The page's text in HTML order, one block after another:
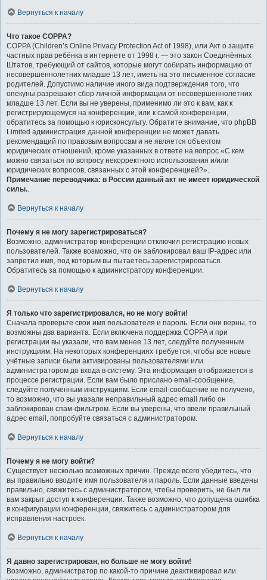
Вернуться к началу
Что такое COPPA?
COPPA (Children’s Online Privacy Protection Act of 1998), или Акт о защите
частных прав ребёнка в интернете от 1998 г. — это закон Соединённых
Штатов, требующий от сайтов, которые могут собирать информацию от
несовершеннолетних младше 13 лет, иметь на это письменное согласие
родителей. Допустимо наличие иного вида подтверждения того, что
опекуны разрешают сбор личной информации от несовершеннолетних
младше 13 лет. Если вы не уверены, применимо ли это к вам, как к
регистрирующемуся на конференции, или к самой конференции,
обратитесь за помощью к юрисконсульту. Обратите внимание, что phpBB
Limited администрация данной конференции не может давать
рекомендаций по правовым вопросам и не является объектом
юридических отношений, кроме указанных в ответе на вопрос «С кем
можно связаться по вопросу некорректного использования и/или
юридических вопросов, связанных с этой конференцией?».
Примечание переводчика: в России данный акт не имеет юридической
силы..
Вернуться к началу
Почему я не могу зарегистрироваться?
Возможно, администратор конференции отключил регистрацию новых
пользователей. Также возможно, что он заблокировал ваш IP-адрес или
запретил имя, под которым вы пытаетесь зарегистрироваться.
Обратитесь за помощью к администратору конференции.
Вернуться к началу
Я только что зарегистрировался, но не могу войти!
Сначала проверьте свои имя пользователя и пароль. Если они верны, то
возможны два варианта. Если включена поддержка COPPA и при
регистрации вы указали, что вам менее 13 лет, следуйте полученным
инструкциям. На некоторых конференциях требуется, чтобы все новые
учётные записи были активированы пользователями или
администратором до входа в систему. Эта информация отображается в
процессе регистрации. Если вам было прислано email-сообщение,
следуйте полученным инструкциям. Если email-сообщение не получено,
то возможно, что вы указали неправильный адрес email либо он
заблокирован спам-фильтром. Если вы уверены, что ввели правильный
адрес email, попробуйте связаться с администратором.
Вернуться к началу
Почему я не могу войти?
Существует несколько возможных причин. Прежде всего убедитесь, что
вы правильно вводите имя пользователя и пароль. Если данные введены
правильно, свяжитесь с администратором, чтобы проверить, не был ли
вам закрыт доступ к конференции. Также возможно, что допущена ошибка
в конфигурации конференции, свяжитесь с администратором для
исправления настроек.
Вернуться к началу
Я давно зарегистрирован, но больше не могу войти!
Возможно, администратор по какой-то причине деактивировал или